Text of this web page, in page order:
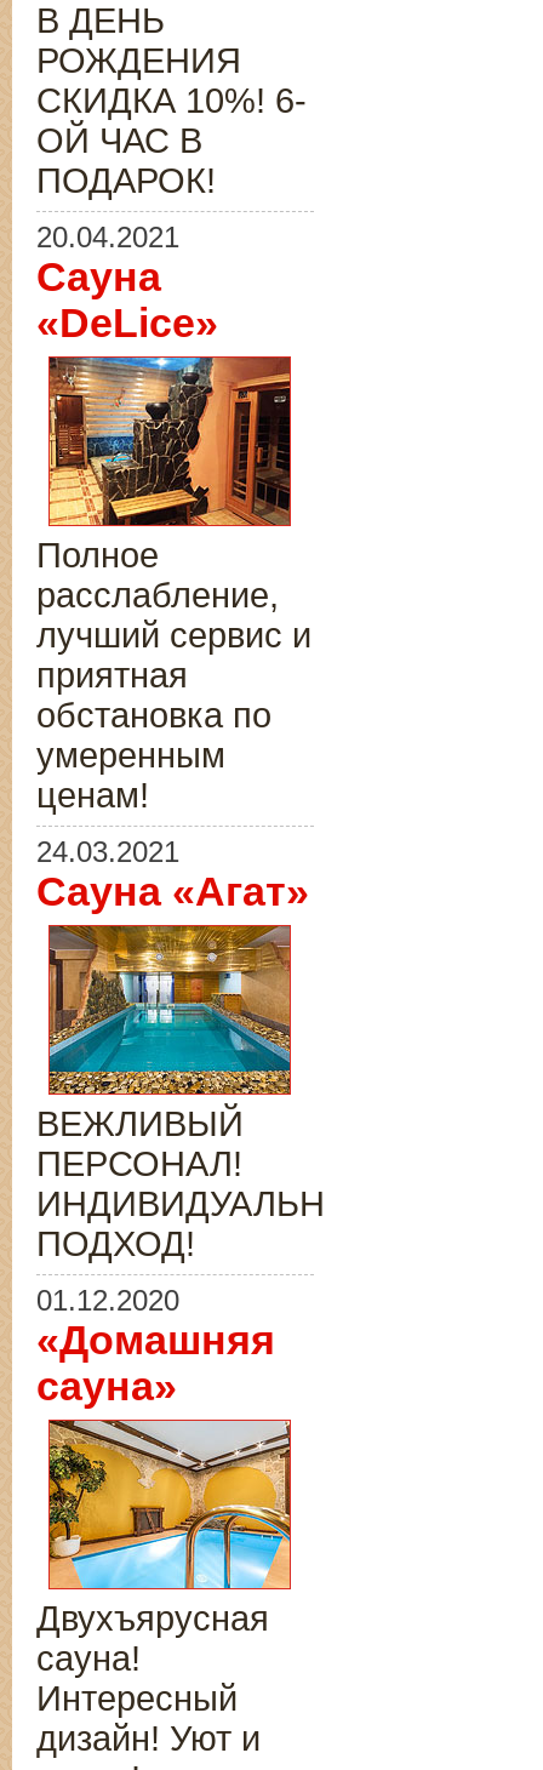
В ДЕНЬ
РОЖДЕНИЯ
СКИДКА 10%! 6-
ОЙ ЧАС В
ПОДАРОК!
20.04.2021
Сауна
«DeLice»
Полное
расслабление,
лучший сервис и
приятная
обстановка по
умеренным
ценам!
24.03.2021
Сауна «Агат»
ВЕЖЛИВЫЙ
ПЕРСОНАЛ!
ИНДИВИДУАЛЬНЫЙ
ПОДХОД!
01.12.2020
«Домашняя
сауна»
Двухъярусная
сауна!
Интересный
дизайн! Уют и